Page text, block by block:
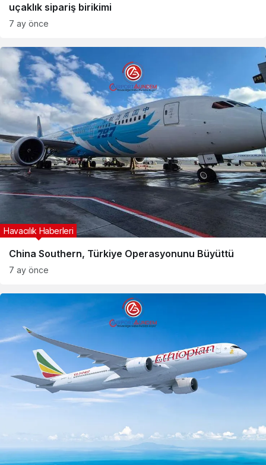
uçaklık sipariş birikimi
7 ay önce
China Southern, Türkiye Operasyonunu Büyüttü
Havacılık Haberleri
7 ay önce